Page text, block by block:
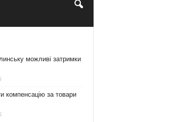
можливі затримки
компенсацію за товари